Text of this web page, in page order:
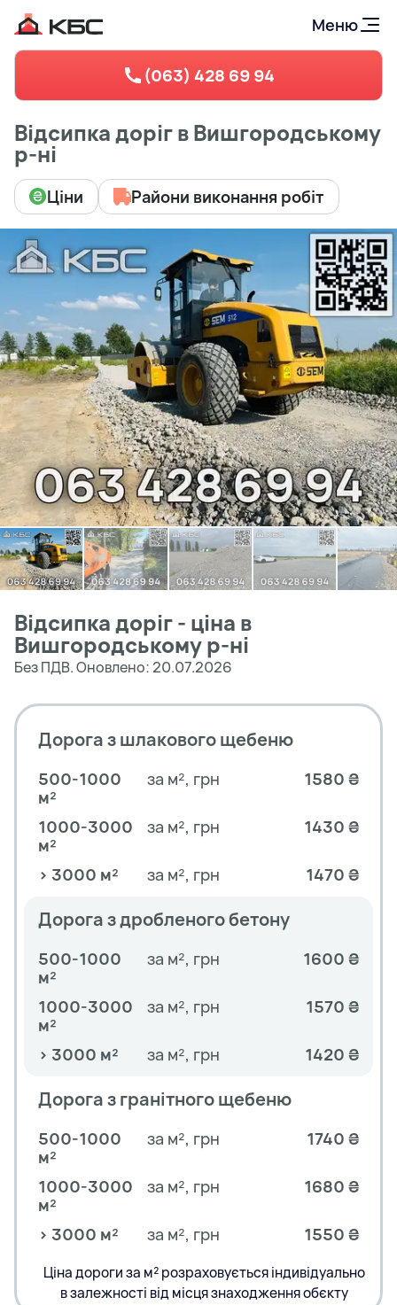
Меню
(063) 428 69 94
Відсипка доріг в Вишгородському
р-ні
Ціни Райони виконання робіт
Відсипка доріг - ціна в
Вишгородському р-ні
Без ПДВ. Оновлено: 20.07.2026
Дорога з шлакового щебеню
500-1000
м²
за м², грн 1580 ₴
1000-3000
м²
за м², грн 1430 ₴
> 3000 м² за м², грн 1470 ₴
Дорога з дробленого бетону
500-1000
м²
за м², грн 1600 ₴
1000-3000
м²
за м², грн 1570 ₴
> 3000 м² за м², грн 1420 ₴
Дорога з гранітного щебеню
500-1000
м²
за м², грн 1740 ₴
1000-3000
м²
за м², грн 1680 ₴
> 3000 м² за м², грн 1550 ₴
Ціна дороги за м² розраховується індивідуально
в залежності від місця знаходження обєкту